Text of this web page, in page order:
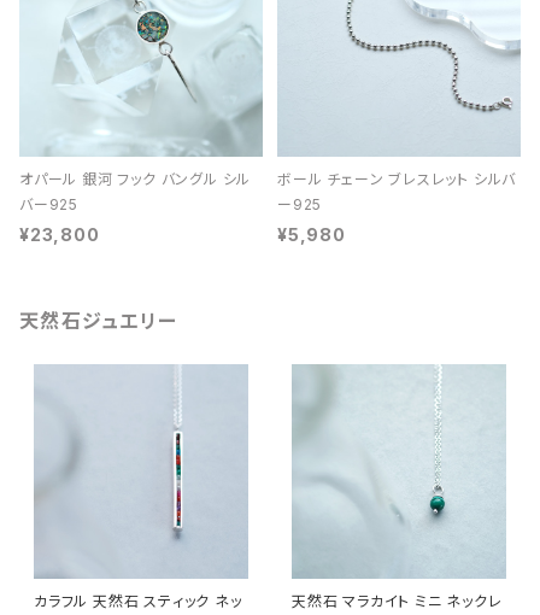
オパール 銀河 フック バングル シル
バー925
¥23,800
ボール チェーン ブレスレット シルバ
ー925
¥5,980
天然石ジュエリー
カラフル 天然石 スティック ネッ
天然石 マラカイト ミニ ネックレ